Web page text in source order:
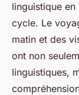
linguistique
cycle. Le
matin et des
ont non
linguistiques,